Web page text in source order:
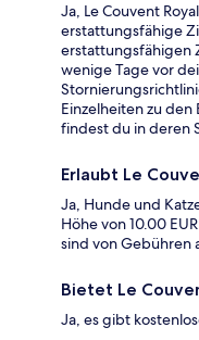
Ja, Le Couvent
erstattungsfähige
erstattungsfähigen
wenige Tage vor
Einzelheiten zu
findest du in deren
Erlaubt Le
Ja, Hunde und
Höhe von 10.00
sind von Gebühren
Bietet Le
Ja, es gibt